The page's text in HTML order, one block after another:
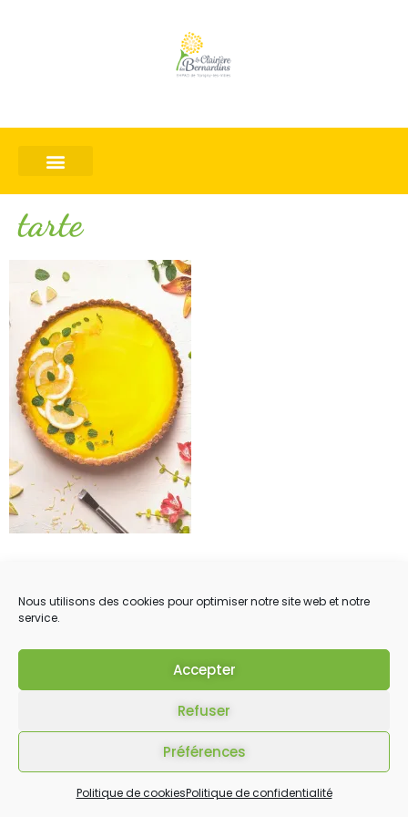
Nous utilisons des cookies pour optimiser notre site web et notre
service.
Accepter
Refuser
Préférences
Politique de cookiesPolitique de confidentialité
tarte